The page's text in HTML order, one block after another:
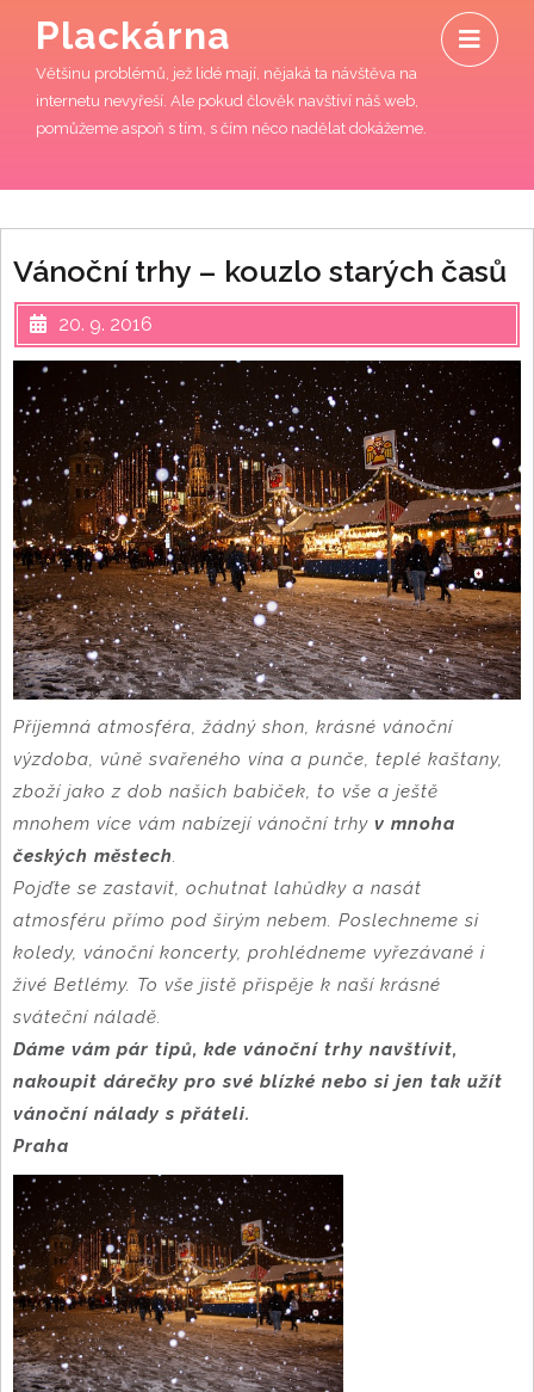
content
Plackárna
Většinu problémů, jež lidé mají, nějaká ta návštěva na
internetu nevyřeší. Ale pokud člověk navštíví náš web,
pomůžeme aspoň s tím, s čím něco nadělat dokážeme.
Vánoční trhy – kouzlo starých časů
20. 9. 2016
Příjemná atmosféra, žádný shon, krásné vánoční
výzdoba, vůně svařeného vína a punče, teplé kaštany,
zboží jako z dob našich babiček, to vše a ještě
mnohem více vám nabízejí vánoční trhy v mnoha
českých městech
Pojďte se zastavit, ochutnat lahůdky a nasát
atmosféru přímo pod širým nebem. Poslechneme si
koledy, vánoční koncerty, prohlédneme vyřezávané i
živé Betlémy. To vše jistě přispěje k naší krásné
sváteční náladě.
Dáme vám pár tipů, kde vánoční trhy navštívit,
nakoupit dárečky pro své blízké nebo si jen tak užít
vánoční nálady s přáteli.
Praha